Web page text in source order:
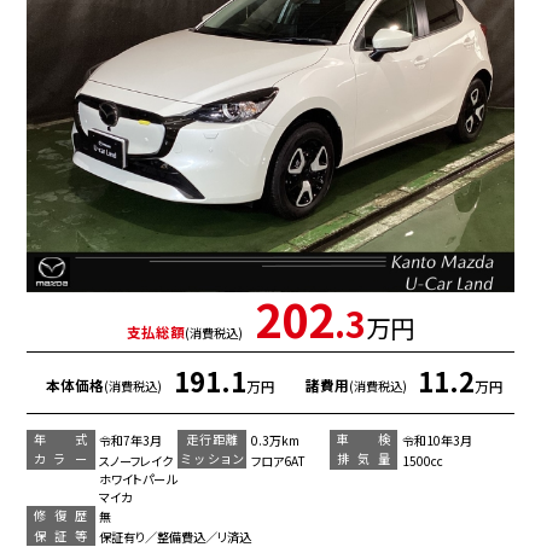
支払総額(消費税込) 202.3万円
本体価格(消費税込) 191.1万円 諸費用(消費税込) 11.2万円
年 式 令和7年3月 走行距離 0.3万km 車 検
令和10年3月
カラー
スノーフレイク
ホワイトパール
マイカ
ミッション フロア6AT 排気量 1500cc
修復歴
無
保証等
保証有り／整備費込／リ済込